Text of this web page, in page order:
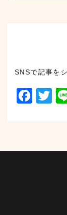
SNSで記事を